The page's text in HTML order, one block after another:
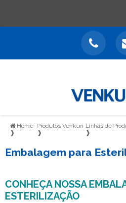
Home
❱
Produtos Venkuri
❱
Linhas de
❱
Embalagem para
CONHEÇA NOSSA
ESTERILIZAÇÃO